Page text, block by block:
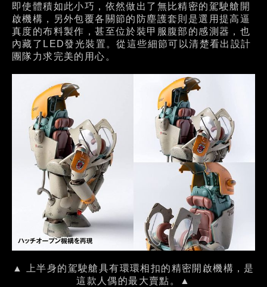
即使體積如此小巧，依然做出了無比精密的駕駛艙開
啟機構，另外包覆各關節的防塵護套則是選用提高逼
真度的布料製作，甚至位於裝甲服腹部的感測器，也
內藏了LED發光裝置。從這些細節可以清楚看出設計
團隊力求完美的用心。
▲ 上半身的駕駛艙具有環環相扣的精密開啟機構，是
這款人偶的最大賣點。▲